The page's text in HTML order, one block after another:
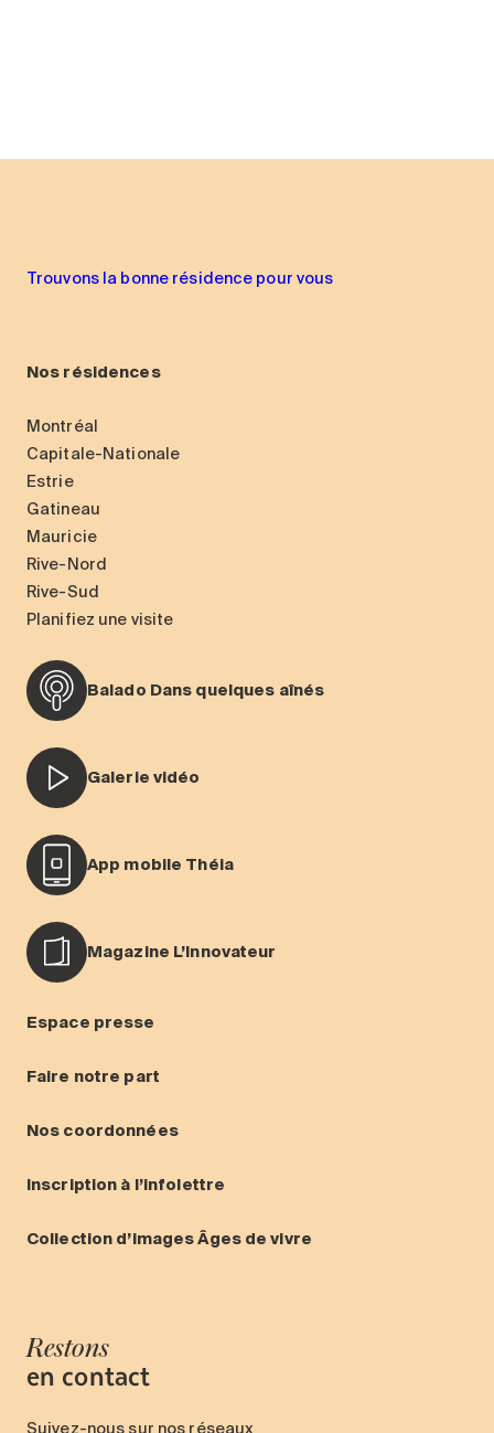
Trouvons la bonne résidence pour vous
Nos résidences
Montréal
Capitale-Nationale
Estrie
Gatineau
Mauricie
Rive-Nord
Rive-Sud
Planifiez une visite
Balado Dans quelques aînés
Galerie vidéo
App mobile Théia
Magazine L’Innovateur
Espace presse
Faire notre part
Nos coordonnées
Inscription à l’infolettre
Collection d’images Âges de vivre
Restons
en contact
Suivez-nous sur nos réseaux